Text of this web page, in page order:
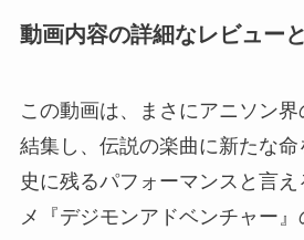
動画内容の詳細なレビュー
この動画は、まさにアニソン
結集し、伝説の楽曲に新たな
史に残るパフォーマンスと言
メ『デジモンアドベンチャー